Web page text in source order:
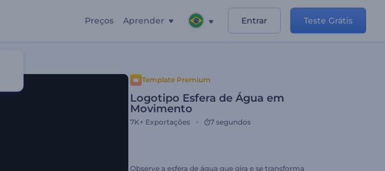
Preços Aprender Entrar Teste Grátis
Template Premium
Logotipo Esfera de Água em
Movimento
7K+ Exportações 7 segundos
Observe a esfera de água que gira e se transforma